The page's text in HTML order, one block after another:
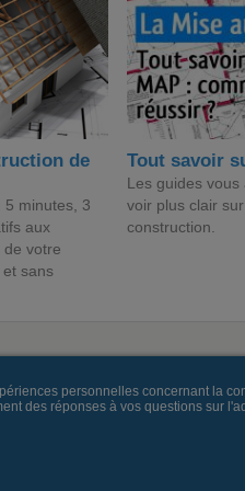
de
5 minutes, 3
aux
de votre
sans
Tout savoir
Les guides vous
voir plus clair
construction.
personnelles concernant la
des réponses à vos questions sur